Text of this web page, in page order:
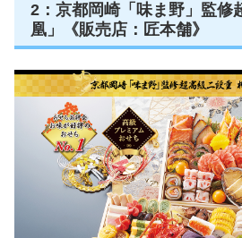
2：京都岡崎「味ま野」監修
凰」《販売店：匠本舗》